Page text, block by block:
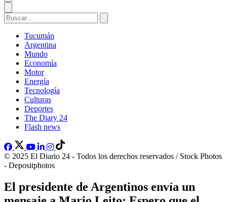
Tucumán
Argentina
Mundo
Economía
Motor
Energía
Tecnología
Culturas
Deportes
The Diary 24
Flash news
© 2025 El Diario 24 - Todos los derechos reservados / Stock Photos
- Depositphotos
El presidente de Argentinos envía un